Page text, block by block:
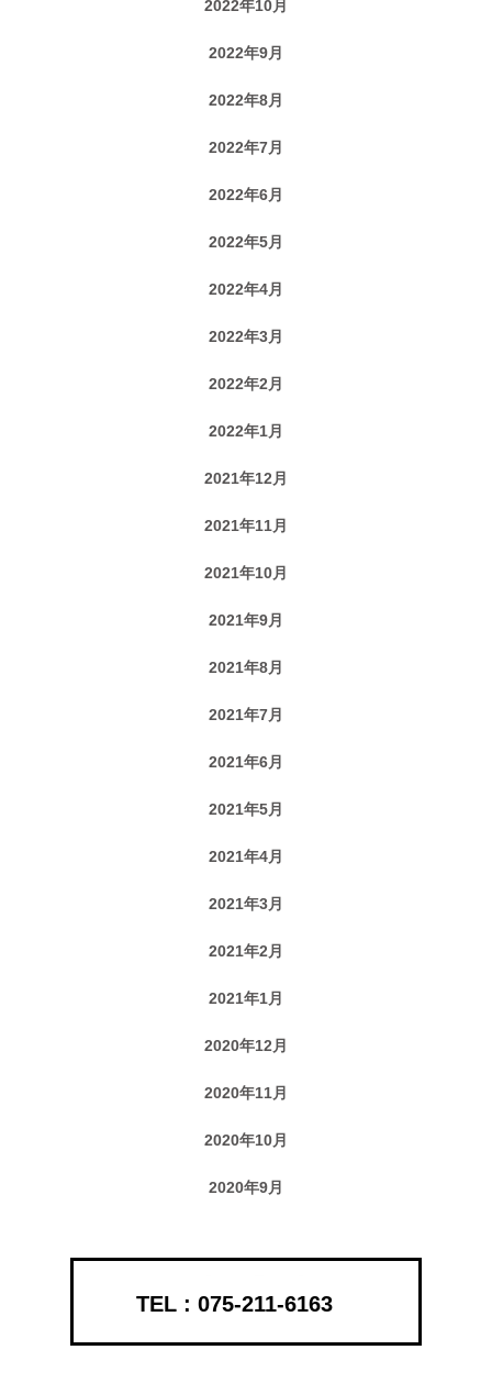
2022年10月
2022年9月
2022年8月
2022年7月
2022年6月
2022年5月
2022年4月
2022年3月
2022年2月
2022年1月
2021年12月
2021年11月
2021年10月
2021年9月
2021年8月
2021年7月
2021年6月
2021年5月
2021年4月
2021年3月
2021年2月
2021年1月
2020年12月
2020年11月
2020年10月
2020年9月
075-211-6163